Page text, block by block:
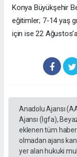
Konya Büyükşehir
eğitimler; 7-14 yaş
için ise 22
Anadolu Ajansı
Ajansı (İgfa),
eklenen tüm
olmadan ajans
yer alan hukuki